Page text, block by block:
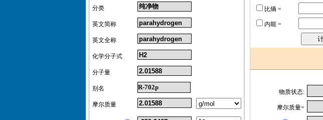
分类
英文简称
英文全称
化学分子式
分子量
别名 R-702p
摩尔质量
比熵 =
内能 =
物质状态:
摩尔质量=